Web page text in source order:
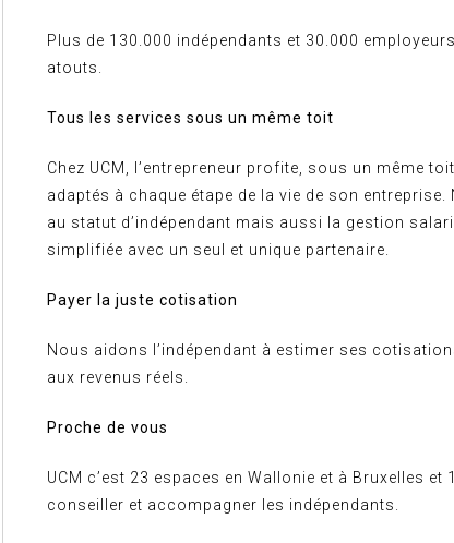
Plus de 130.000 indépendants et 30.000
atouts.
Tous les services sous un même toit
Chez UCM, l’entrepreneur profite, sous un même
adaptés à chaque étape de la vie de son
au statut d’indépendant mais aussi la gestion
simplifiée avec un seul et unique partenaire.
Payer la juste cotisation
Nous aidons l’indépendant à estimer ses
aux revenus réels.
Proche de vous
UCM c’est 23 espaces en Wallonie et à Bruxelles
conseiller et accompagner les indépendants.